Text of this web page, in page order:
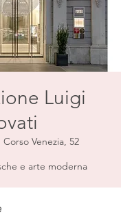
Luigi
Corso Venezia, 52
e arte moderna